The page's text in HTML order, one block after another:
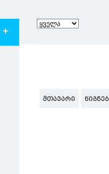
ᲛᲗᲐᲕᲐᲠᲘ